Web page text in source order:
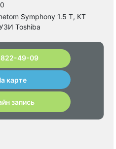
Symphony 1.5 Т, КТ
Toshiba
49-09
карте
запись